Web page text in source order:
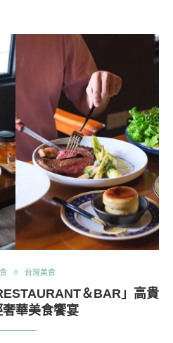
台灣美食
＆BAR」高貴
華美食饗宴